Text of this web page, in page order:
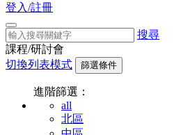
登入/註冊
搜尋
課程/研討會
切換列表模式
篩選條件
進階篩選：
all
北區